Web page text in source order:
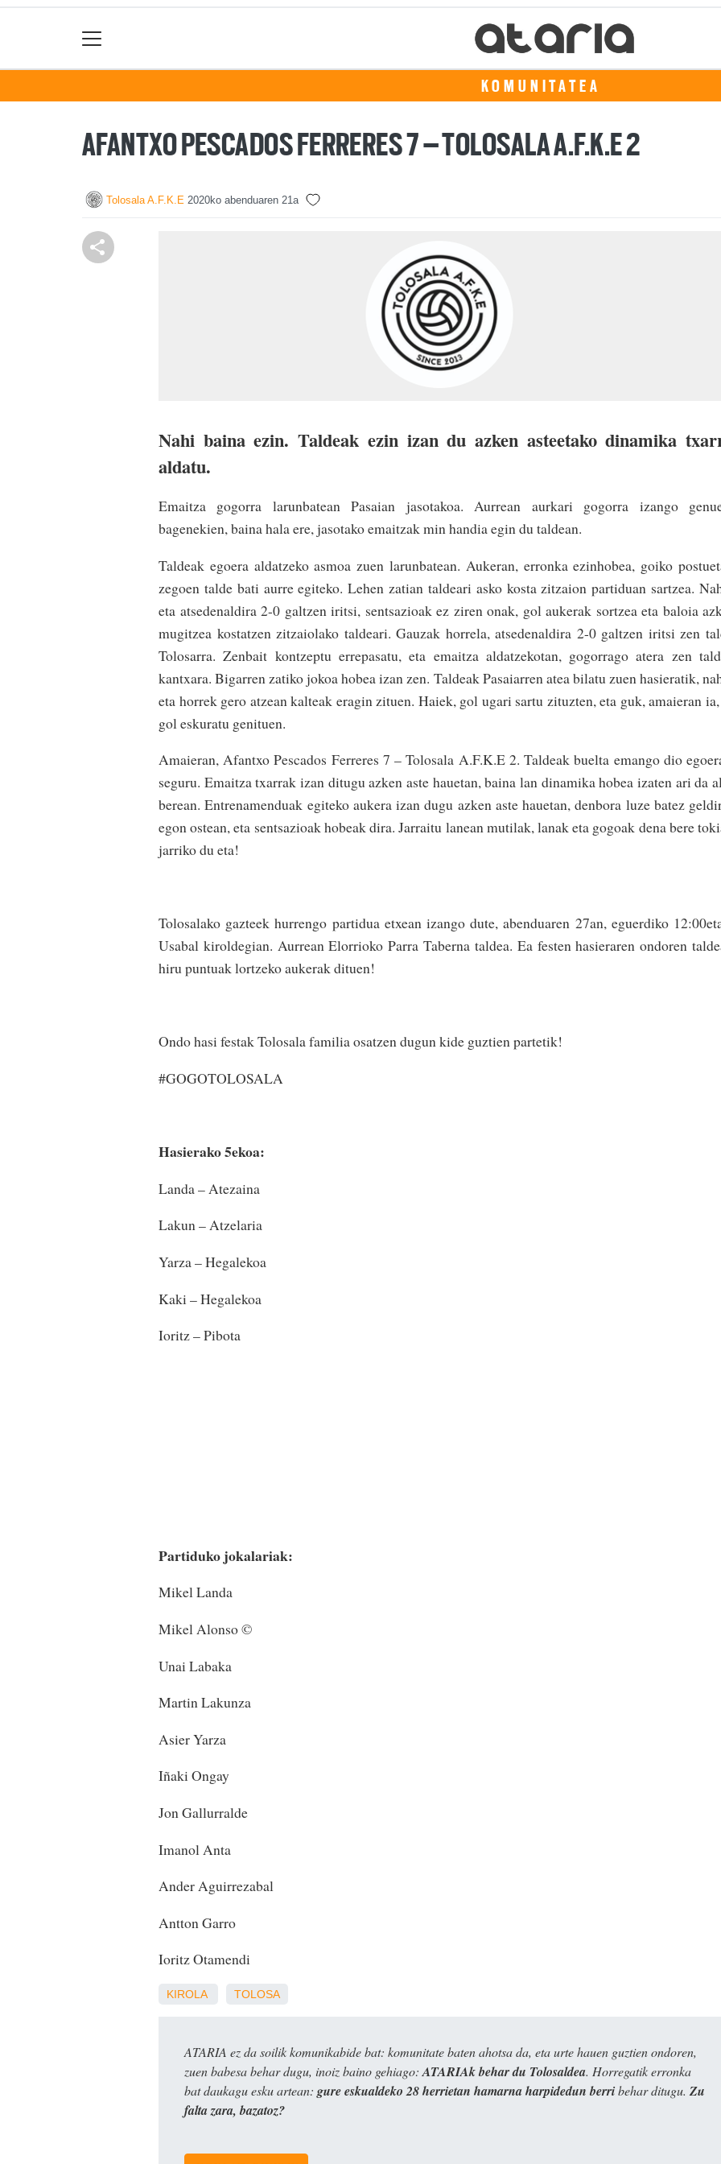
KOMUNITATEA
AFANTXO PESCADOS FERRERES 7 – TOLOSALA A.F.K.E 2
Tolosala A.F.K.E 2020ko abenduaren 21a
Nahi baina ezin. Taldeak ezin izan du azken asteetako dinamika
aldatu.
Emaitza gogorra larunbatean Pasaian jasotakoa. Aurrean aurkari gogorra izango
bagenekien, baina hala ere, jasotako emaitzak min handia egin du taldean.
Taldeak egoera aldatzeko asmoa zuen larunbatean. Aukeran, erronka ezinhobea, goiko
zegoen talde bati aurre egiteko. Lehen zatian taldeari asko kosta zitzaion partiduan sartzea.
eta atsedenaldira 2-0 galtzen iritsi, sentsazioak ez ziren onak, gol aukerak sortzea eta baloia
mugitzea kostatzen zitzaiolako taldeari. Gauzak horrela, atsedenaldira 2-0 galtzen iritsi zen
Tolosarra. Zenbait kontzeptu errepasatu, eta emaitza aldatzekotan, gogorrago atera zen
kantxara. Bigarren zatiko jokoa hobea izan zen. Taldeak Pasaiarren atea bilatu zuen hasieratik,
eta horrek gero atzean kalteak eragin zituen. Haiek, gol ugari sartu zituzten, eta guk, amaieran
gol eskuratu genituen.
Amaieran, Afantxo Pescados Ferreres 7 – Tolosala A.F.K.E 2. Taldeak buelta emango dio
seguru. Emaitza txarrak izan ditugu azken aste hauetan, baina lan dinamika hobea izaten ari da
berean. Entrenamenduak egiteko aukera izan dugu azken aste hauetan, denbora luze batez
egon ostean, eta sentsazioak hobeak dira. Jarraitu lanean mutilak, lanak eta gogoak dena bere
jarriko du eta!
Tolosalako gazteek hurrengo partidua etxean izango dute, abenduaren 27an, eguerdiko
Usabal kiroldegian. Aurrean Elorrioko Parra Taberna taldea. Ea festen hasieraren ondoren
hiru puntuak lortzeko aukerak dituen!
Ondo hasi festak Tolosala familia osatzen dugun kide guztien partetik!
#GOGOTOLOSALA
Hasierako 5ekoa:
Landa – Atezaina
Lakun – Atzelaria
Yarza – Hegalekoa
Kaki – Hegalekoa
Ioritz – Pibota
Partiduko jokalariak:
Mikel Landa
Mikel Alonso ©
Unai Labaka
Martin Lakunza
Asier Yarza
Iñaki Ongay
Jon Gallurralde
Imanol Anta
Ander Aguirrezabal
Antton Garro
Ioritz Otamendi
KIROLA TOLOSA
ATARIA ez da soilik komunikabide bat: komunitate baten ahotsa da, eta urte hauen guztien ondoren,
zuen babesa behar dugu, inoiz baino gehiago: ATARIAk behar du Tolosaldea. Horregatik erronka
bat daukagu esku artean: gure eskualdeko 28 herrietan hamarna harpidedun berribehar ditugu. Zu
falta zara, bazatoz?